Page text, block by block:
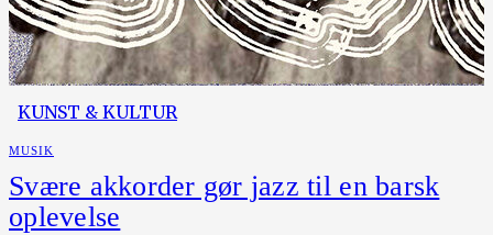
KUNST & KULTUR
MUSIK
Svære akkorder gør jazz til en barsk
oplevelse